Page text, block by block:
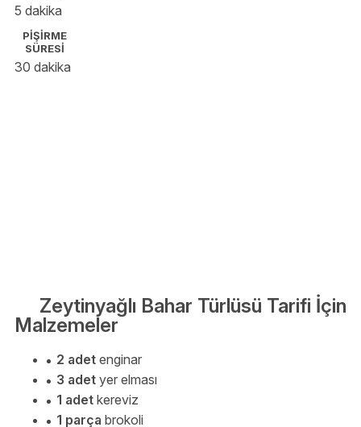
5 dakika
PİŞİRME
SÜRESİ
30 dakika
Zeytinyağlı Bahar Türlüsü Tarifi İçin
Malzemeler
2 adet enginar
3 adet yer elması
1 adet kereviz
1 parça brokoli